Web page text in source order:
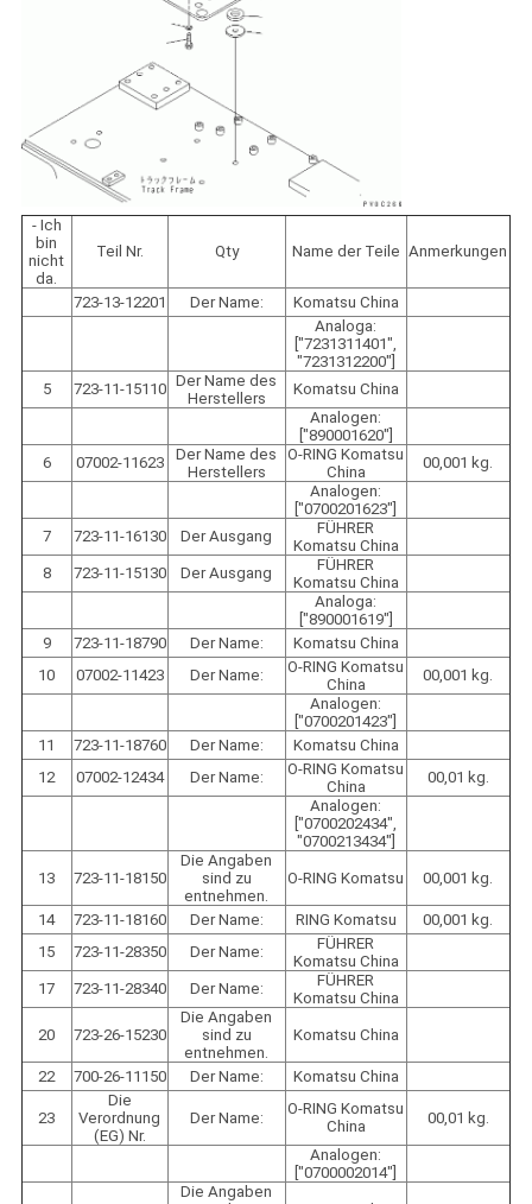
- Ich
bin
nicht
da.
Teil Nr. Qty Name der Teile Anmerkungen
723-13-12201 Der Name:
Komatsu China
Analoga:
["7231311401",
"7231312200"]
5
723-11-15110 Der Name des
Herstellers
Komatsu China
Analogen:
["890001620"]
6
07002-11623
Der Name des
Herstellers
O-RING Komatsu
China
00,001 kg.
Analogen:
["0700201623"]
7
723-11-16130 Der Ausgang
FÜHRER
Komatsu China
8
723-11-15130 Der Ausgang
FÜHRER
Komatsu China
Analoga:
["890001619"]
9
723-11-18790 Der Name:
Komatsu China
10
07002-11423 Der Name:
O-RING Komatsu
China
00,001 kg.
Analogen:
["0700201423"]
11
723-11-18760 Der Name:
Komatsu China
12
07002-12434 Der Name:
O-RING Komatsu
China
00,01 kg.
Analogen:
["0700202434",
"0700213434"]
13 723-11-18150
Die Angaben
sind zu
entnehmen.
O-RING Komatsu 00,001 kg.
14 723-11-18160 Der Name: RING Komatsu
00,001 kg.
15
723-11-28350 Der Name:
FÜHRER
Komatsu China
17
723-11-28340 Der Name:
FÜHRER
Komatsu China
20 723-26-15230
Die Angaben
sind zu
entnehmen.
Komatsu China
22 700-26-11150 Der Name: Komatsu China
23
Die
Verordnung
(EG) Nr.
Der Name:
O-RING Komatsu
China
00,01 kg.
Analogen:
["0700002014"]
Die Angaben